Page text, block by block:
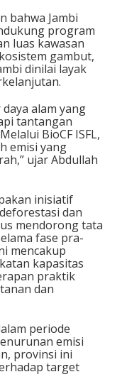
bahwa Jambi
program
luas kawasan
gambut,
dinilai layak
alam yang
tantangan
BioCF ISFL,
emisi yang
ujar Abdullah
inisiatif
dan
mendorong tata
fase pra-
mencakup
kapasitas
praktik
dan
periode
emisi
provinsi ini
target